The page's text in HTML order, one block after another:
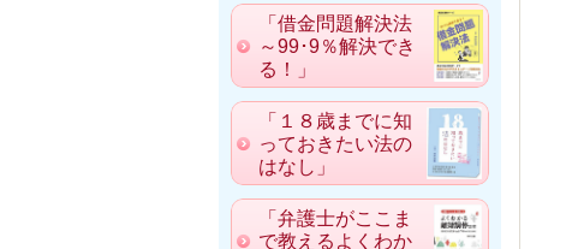
「借金問題解決法
～99･9％解決でき
る！」
「１８歳までに知
っておきたい法の
はなし」
「弁護士がここま
で教えるよくわか